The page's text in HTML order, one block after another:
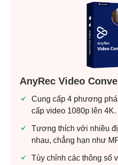
AnyRec Video
Cung cấp 4 phương
cấp video 1080p lên 4K.
Tương thích với nhiều
nhau, chẳng hạn như
Tùy chỉnh các thông số